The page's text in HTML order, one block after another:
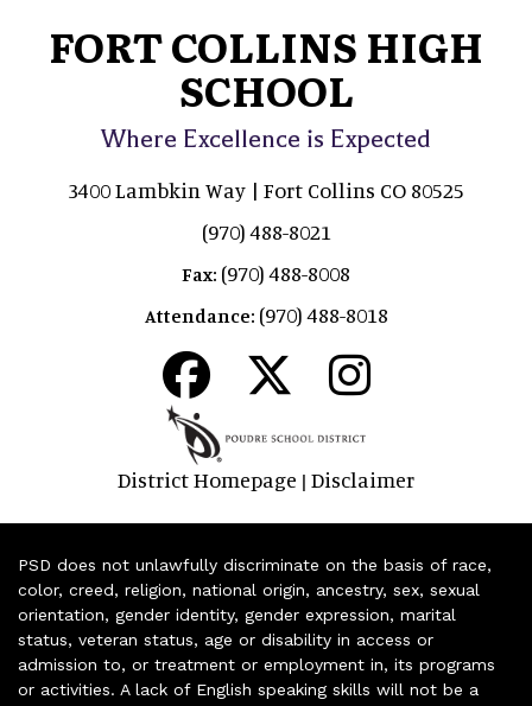
FORT COLLINS HIGH
SCHOOL
Where Excellence is Expected
3400 Lambkin Way | Fort Collins CO 80525
(970) 488-8021
Fax: (970) 488-8008
Attendance: (970) 488-8018
District Homepage | Disclaimer
PSD does not unlawfully discriminate on the basis of race,
color, creed, religion, national origin, ancestry, sex, sexual
orientation, gender identity, gender expression, marital
status, veteran status, age or disability in access or
admission to, or treatment or employment in, its programs
or activities. A lack of English speaking skills will not be a